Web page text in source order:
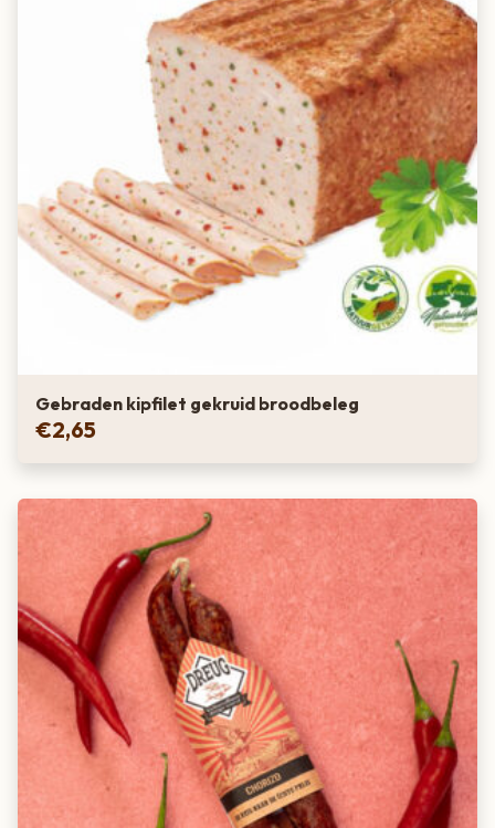
Gebraden kipfilet gekruid broodbeleg
€2,65